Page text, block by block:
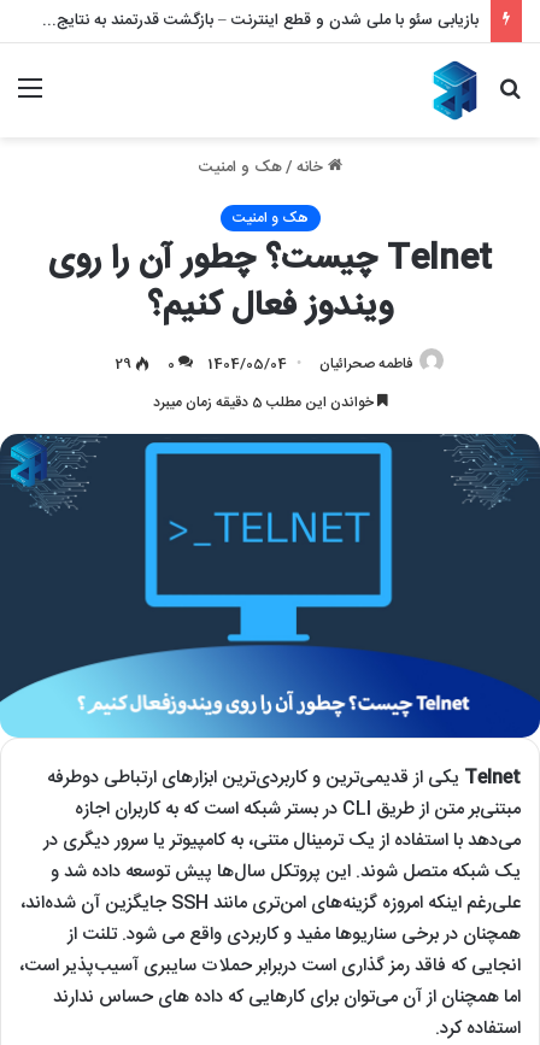
بازیابی سئو با ملی شدن و قطع اینترنت – بازگشت قدرتمند به نتایج گوگل
جستجو
خانه/هک و امنیت
هک و امنیت
Telnet چیست؟ چطور آن را روی
ویندوز فعال کنیم؟
فاطمه صحرائیان 1404/05/04
0
29
خواندن این مطلب 5 دقیقه زمان میبرد
Telnet یکی از قدیمی‌ترین و کاربردی‌ترین ابزارهای ارتباطی دو‌طرفه
مبتنی‌بر متن از طریق CLI در بستر شبکه است که به کاربران اجازه
می‌دهد با استفاده از یک ترمینال متنی، به کامپیوتر یا سرور دیگری در
یک شبکه متصل شوند. این پروتکل سال‌ها پیش توسعه داده شد و
علی‌رغم اینکه امروزه گزینه‌های امن‌تری مانند SSH جایگزین آن شده‌اند،
همچنان در برخی سناریوها مفید و کاربردی واقع می شود. تلنت از
انجایی که فاقد رمز گذاری است دربرابر حملات سایبری آسیب‌پذیر است،
اما همچنان از آن می‌توان برای کارهایی که داده های حساس ندارند
استفاده کرد.